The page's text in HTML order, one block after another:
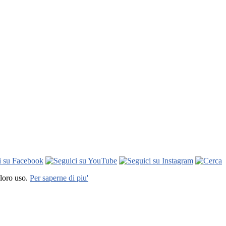
uso. Per saperne di piu'